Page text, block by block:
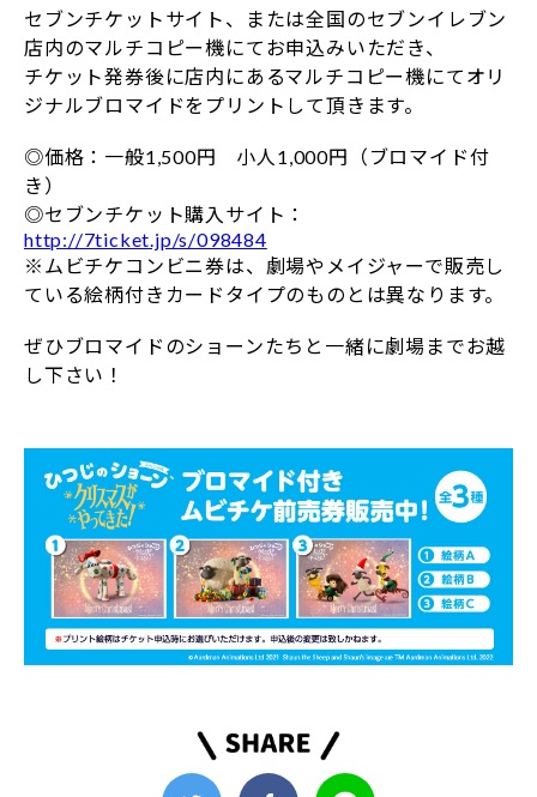
セブンチケットサイト、または全国のセブンイレブン
店内のマルチコピー機にてお申込みいただき、
チケット発券後に店内にあるマルチコピー機にてオリ
ジナルブロマイドをプリントして頂きます。
◎価格：一般1,500円 小人1,000円（ブロマイド付
き）
◎セブンチケット購入サイト：
http://7ticket.jp/s/098484
※ムビチケコンビニ券は、劇場やメイジャーで販売し
ている絵柄付きカードタイプのものとは異なります。
ぜひブロマイドのショーンたちと一緒に劇場までお越
し下さい！